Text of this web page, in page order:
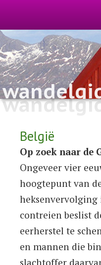
België
Op zoek naar de
Ongeveer vier
hoogtepunt van
heksenvervolging
contreien beslist
eerherstel te
en mannen die
slachtoffer